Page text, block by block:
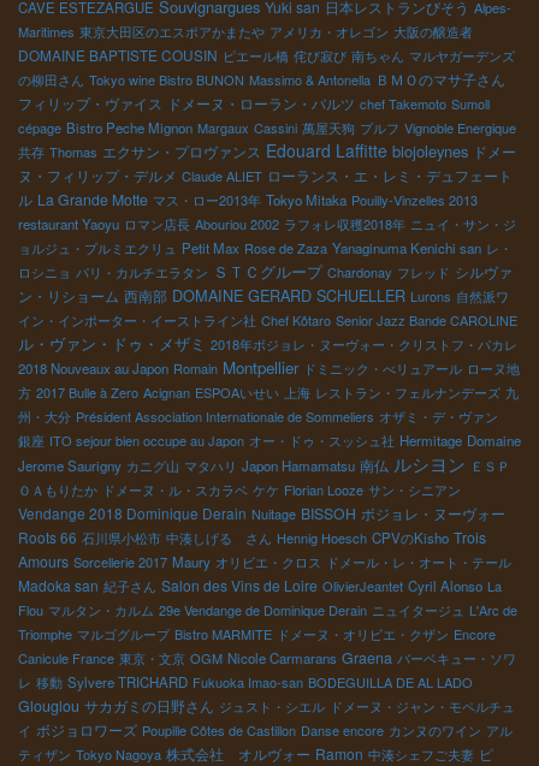
CAVE ESTEZARGUE Souvignargues Yuki san 日本レストランびそう Alpes-
Maritimes 東京大田区のエスポアかまたや アメリカ・オレゴン 大阪の醸造者
DOMAINE BAPTISTE COUSIN ピエール橋 侘び寂び 南ちゃん マルヤガーデンズ
の柳田さん Tokyo wine Bistro BUNON Massimo & Antonella ＢＭＯのマサ子さん
フィリップ・ヴァイス ドメーヌ・ローラン・バルツ chef Takemoto Sumoll
cépage Bistro Peche Mignon Margaux Cassini 萬屋天狗 プルフ Vignoble Energique
共存 Thomas エクサン・プロヴァンス Edouard Laffitte biojoleynes ドメー
ヌ・フィリップ・デルメ Claude ALIET ローランス・エ・レミ・デュフェート
ル La Grande Motte マス・ロー2013年 Tokyo Mitaka Pouilly-Vinzelles 2013
restaurant Yaoyu ロマン店長 Abouriou 2002 ラフォレ収穫2018年 ニュイ・サン・ジ
ョルジュ・プルミエクリュ Petit Max Rose de Zaza Yanaginuma Kenichi san レ・
ロシニョ パリ・カルチエラタン ＳＴＣグループ Chardonay フレッド シルヴァ
ン・リショーム 西南部 DOMAINE GERARD SCHUELLER Lurons 自然派ワ
イン・インポーター・イーストライン社 Chef Kôtaro Senior Jazz Bande CAROLINE
ル・ヴァン・ドゥ・メザミ 2018年ボジョレ・ヌーヴォー・クリストフ・パカレ
2018 Nouveaux au Japon Romain Montpellier ドミニック・べリュアール ローヌ地
方 2017 Bulle à Zero Acignan ESPOAいせい 上海 レストラン・フェルナンデーズ 九
州・大分 Président Association Internationale de Sommeliers オザミ・デ・ヴァン
銀座 ITO sejour bien occupe au Japon オー・ドゥ・スッシュ社 Hermitage Domaine
Jerome Saurigny カニグ山 マタハリ Japon Hamamatsu 南仏 ルシヨン ＥＳＰ
ＯＡもりたか ドメーヌ・ル・スカラベ ケケ Florian Looze サン・シニアン
Vendange 2018 Dominique Derain Nuitage BISSOH ボジョレ・ヌーヴォー
Roots 66 石川県小松市 中湊しげる さん Hennig Hoesch CPVのKisho Trois
Amours Sorcellerie 2017 Maury オリビエ・クロス ドメール・レ・オート・テール
Madoka san 紀子さん Salon des Vins de Loire OlivierJeantet Cyril Alonso La
Flou マルタン・カルム 29e Vendange de Dominique Derain ニュイタージュ L'Arc de
Triomphe マルゴグループ Bistro MARMITE ドメーヌ・オリビエ・クザン Encore
Canicule France 東京・文京 OGM Nicole Carmarans Graena バーベキュー・ソワ
レ 移動 Sylvere TRICHARD Fukuoka Imao-san BODEGUILLA DE AL LADO
Glouglou サカガミの日野さん ジュスト・シエル ドメーヌ・ジャン・モペルチュ
イ ボジョロワーズ Poupille Côtes de Castillon Danse encore カンヌのワイン アル
ティザン Tokyo Nagoya 株式会社 オルヴォー Ramon 中湊シェフご夫妻 ピ